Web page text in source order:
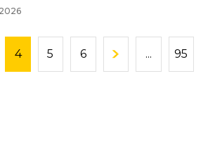
4 5 6 ... 95